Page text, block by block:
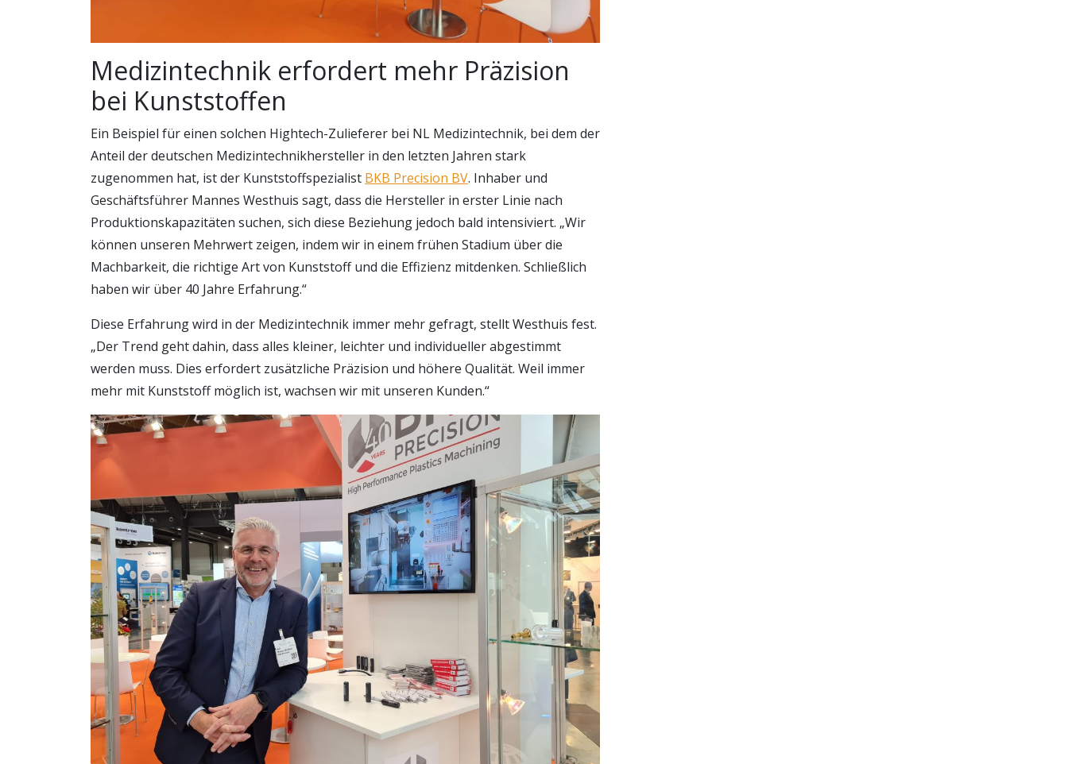
Medizintechnik erfordert mehr Präzision
bei Kunststoffen
Ein Beispiel für einen solchen Hightech-Zulieferer bei NL Medizintechnik, bei dem der
Anteil der deutschen Medizintechnikhersteller in den letzten Jahren stark
zugenommen hat, ist der Kunststoffspezialist BKB Precision BV. Inhaber und
Geschäftsführer Mannes Westhuis sagt, dass die Hersteller in erster Linie nach
Produktionskapazitäten suchen, sich diese Beziehung jedoch bald intensiviert. „Wir
können unseren Mehrwert zeigen, indem wir in einem frühen Stadium über die
Machbarkeit, die richtige Art von Kunststoff und die Effizienz mitdenken. Schließlich
haben wir über 40 Jahre Erfahrung.“
Diese Erfahrung wird in der Medizintechnik immer mehr gefragt, stellt Westhuis fest.
„Der Trend geht dahin, dass alles kleiner, leichter und individueller abgestimmt
werden muss. Dies erfordert zusätzliche Präzision und höhere Qualität. Weil immer
mehr mit Kunststoff möglich ist, wachsen wir mit unseren Kunden.“